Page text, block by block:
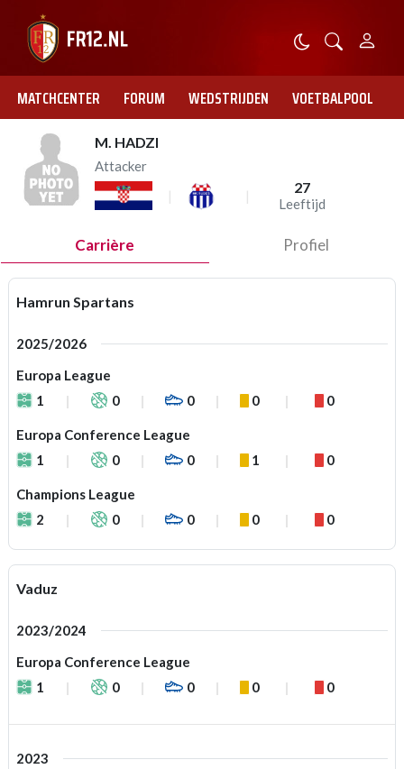
MATCHCENTER FORUM WEDSTRIJDEN VOETBALPOOL
M. HADZI
Attacker
27
Leeftijd
Carrière Profiel
Hamrun Spartans
2025/2026
Europa League
1
0 0 0 0
Europa Conference League
1
0 0 1 0
Champions League
2
0 0 0 0
Vaduz
2023/2024
Europa Conference League
1
0 0 0 0
2023